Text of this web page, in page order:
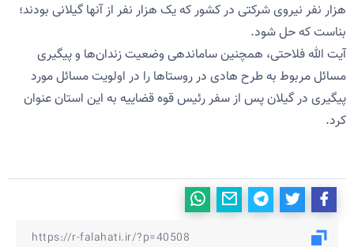
هزار نفر نیروی شرکتی در کشور که یک هزار نفر از آنها گیلانی بودند؛
بناست که حل شود.
آیت الله فلاحتی، همچنین ساماندهی وضعیت زندان‌ها و پیگیری
مسائل مربوط به طرح هادی در روستاها را در اولویت مسائل مورد
پیگیری در گیلان پس از سفر رئیس قوه قضاییه به این استان عنوان
کرد.